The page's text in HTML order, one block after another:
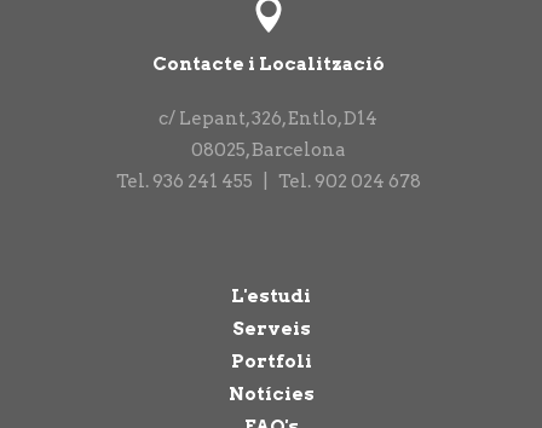
Contacte i Localització
c/ Lepant, 326, Entlo, D14
08025,Barcelona
Tel. 936 241 455 Tel. 902 024 678
L'estudi
Serveis
Portfoli
Notícies